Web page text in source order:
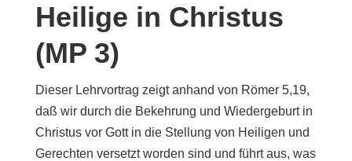
Heilige in Christus
(MP 3)
Dieser Lehrvortrag zeigt anhand von Römer 5,19,
daß wir durch die Bekehrung und Wiedergeburt in
Christus vor Gott in die Stellung von Heiligen und
Gerechten versetzt worden sind und führt aus, was